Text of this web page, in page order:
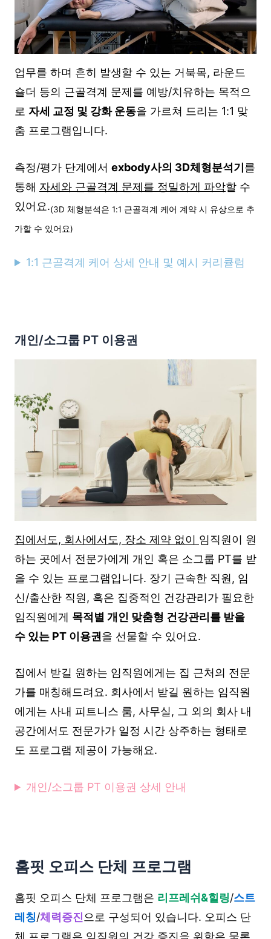
업무를 하며 흔히 발생할 수 있는 거북목, 라운드
숄더 등의 근골격계 문제를 예방/치유하는 목적으
로 자세 교정 및 강화 운동을 가르쳐 드리는 1:1 맞
춤 프로그램입니다.
측정/평가 단계에서 exbody사의 3D체형분석기 를
통해 자세와 근골격계 문제를 정밀하게 파악할 수
있어요.(3D 체형분석은 1:1 근골격계 케어 계약 시 유상으로 추
가할 수 있어요)
1:1 근골격계 케어 상세 안내 및 예시 커리큘럼
개인/소그룹 PT 이용권
집에서도, 회사에서도, 장소 제약 없이 임직원이 원
하는 곳에서 전문가에게 개인 혹은 소그룹 PT를 받
을 수 있는 프로그램입니다. 장기 근속한 직원, 임
신/출산한 직원, 혹은 집중적인 건강관리가 필요한
임직원에게 목적별 개인 맞춤형 건강관리를 받을
수 있는 PT 이용권을 선물할 수 있어요.
집에서 받길 원하는 임직원에게는 집 근처의 전문
가를 매칭해드려요. 회사에서 받길 원하는 임직원
에게는 사내 피트니스 룸, 사무실, 그 외의 회사 내
공간에서도 전문가가 일정 시간 상주하는 형태로
도 프로그램 제공이 가능해요.
개인/소그룹 PT 이용권 상세 안내
홈핏 오피스 단체 프로그램
홈핏 오피스 단체 프로그램은 리프레쉬&힐링/스트
레칭/체력증진으로 구성되어 있습니다. 오피스 단
체 프로그램은 임직원의 건강 증진을 위함은 물론